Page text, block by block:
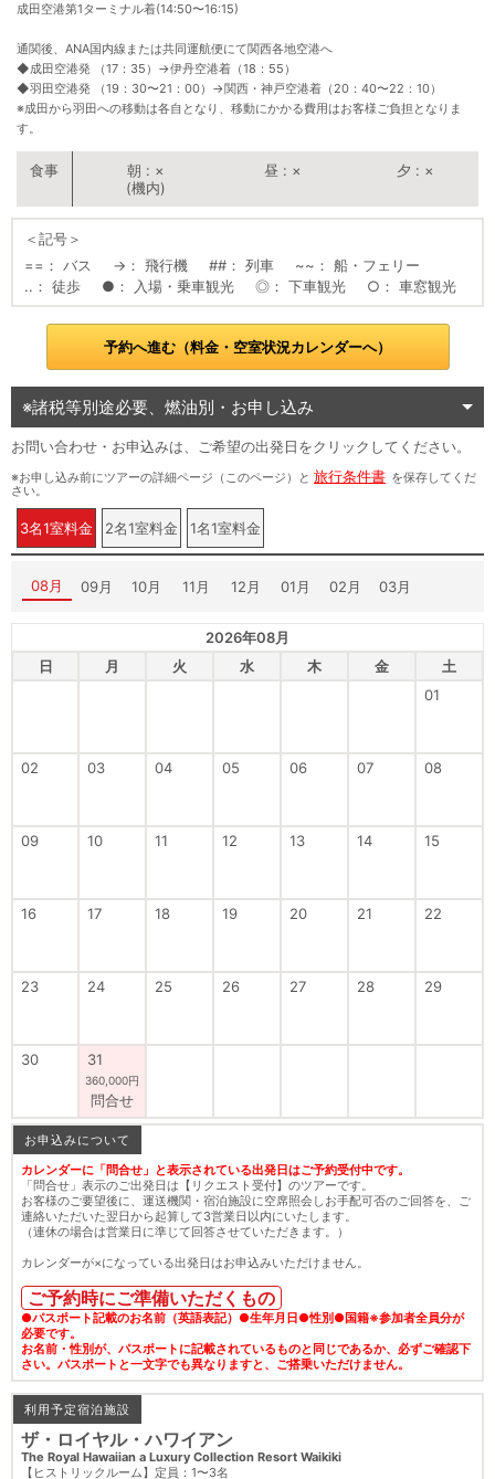
成田空港第1ターミナル着(14:50〜16:15)
通関後、ANA国内線または共同運航便にて関西各地空港へ
◆成田空港発 （17：35） →伊丹空港着（18：55）
◆羽田空港発 （19：30〜21：00） →関西・神戸空港着（20：40〜22：10）
※成田から羽田への移動は各自となり、移動にかかる費用はお客様ご負担となりま
す。
朝
×
(機内)
昼 × 夕 ×
＜記号＞
==
バス → 飛行機 ## 列車 ~~
船・フェリー
..
徒歩 ● 入場・乗車観光 ◎ 下車観光 ○ 車窓観光
予約へ進む（料金・空室状況カレンダーへ）
※諸税等別途必要、燃油別・お申し込み
お問い合わせ・お申込みは、ご希望の出発日をクリックしてください。
※お申し込み前にツアーの詳細ページ（このページ）と 旅行条件書 を保存してくだ
さい。
3名1室料金 2名1室料金 1名1室料金
08月 09月 10月 11月 12月 01月 02月 03月
2026年08月
日
月 火 水 木 金
土
01
02 03 04 05 06 07 08
09 10 11 12 13 14 15
16 17 18 19 20 21 22
23 24 25 26 27 28 29
30 31
360,000円
問合せ
お申込みについて
カレンダーに「問合せ」と表示されている出発日はご予約受付中です。
「問合せ」表示のご出発日は【リクエスト受付】のツアーです。
お客様のご要望後に、運送機関・宿泊施設に空席照会しお手配可否のご回答を、ご
連絡いただいた翌日から起算して3営業日以内にいたします。
（連休の場合は営業日に準じて回答させていただきます。）
カレンダーが×になっている出発日はお申込みいただけません。
ご予約時にご準備いただくもの
●パスポート記載のお名前（英語表記）●生年月日●性別●国籍※参加者全員分が
必要です。
お名前・性別が、パスポートに記載されているものと同じであるか、必ずご確認下
さい。パスポートと一文字でも異なりますと、ご搭乗いただけません。
利用予定宿泊施設
ザ・ロイヤル・ハワイアン
The Royal Hawaiian a Luxury Collection Resort Waikiki
【ヒストリックルーム】定員：1〜3名